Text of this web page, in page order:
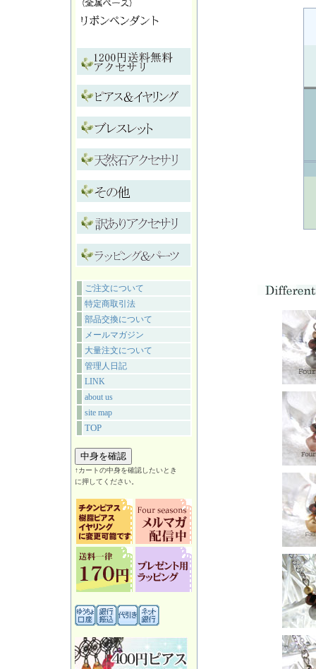
ご注文について
特定商取引法
部品交換について
メールマガジン
大量注文について
管理人日記
LINK
about us
site map
TOP
↑カートの中身を確認したいとき
に押してください。